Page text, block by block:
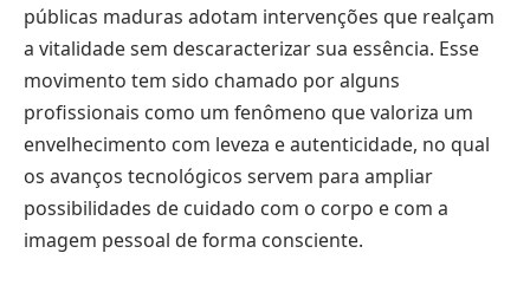
públicas maduras adotam intervenções que realçam
a vitalidade sem descaracterizar sua essência. Esse
movimento tem sido chamado por alguns
profissionais como um fenômeno que valoriza um
envelhecimento com leveza e autenticidade, no qual
os avanços tecnológicos servem para ampliar
possibilidades de cuidado com o corpo e com a
imagem pessoal de forma consciente.